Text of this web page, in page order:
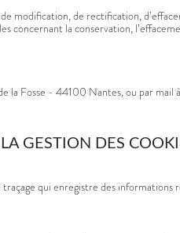
modification, de rectification,
concernant la conservation,
la Fosse - 44100 Nantes, ou par
GESTION DES
qui enregistre des